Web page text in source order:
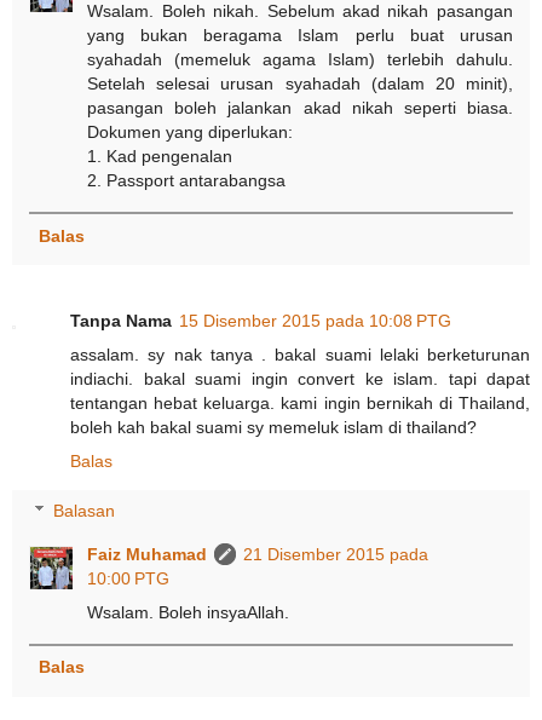
Wsalam. Boleh nikah. Sebelum akad nikah pasangan
yang bukan beragama Islam perlu buat urusan
syahadah (memeluk agama Islam) terlebih dahulu.
Setelah selesai urusan syahadah (dalam 20 minit),
pasangan boleh jalankan akad nikah seperti biasa.
Dokumen yang diperlukan:
1. Kad pengenalan
2. Passport antarabangsa
Balas
Tanpa Nama 15 Disember 2015 pada 10:08 PTG
assalam. sy nak tanya . bakal suami lelaki berketurunan
indiachi. bakal suami ingin convert ke islam. tapi dapat
tentangan hebat keluarga. kami ingin bernikah di Thailand,
boleh kah bakal suami sy memeluk islam di thailand?
Balas
Balasan
Faiz Muhamad
21 Disember 2015 pada
10:00 PTG
Wsalam. Boleh insyaAllah.
Balas